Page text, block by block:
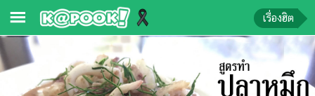
ข่าว-
ความ
เรื่องฮิต